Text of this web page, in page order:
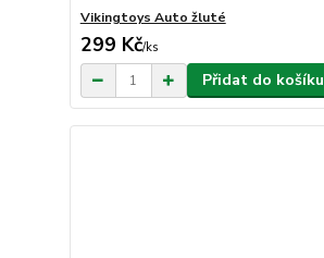
Vikingtoys Auto žluté
299 Kč/ks
Přidat do košíku